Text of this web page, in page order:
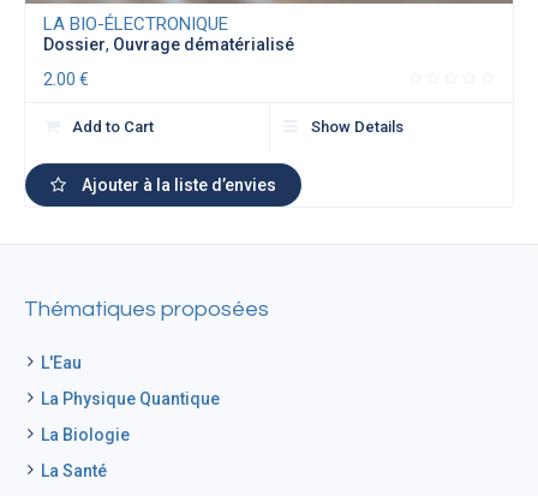
LA BIO-ÉLECTRONIQUE
Dossier, Ouvrage dématérialisé
2.00€
Add to Cart Show Details
Ajouter à la liste d’envies
Thématiques proposées
L'Eau
La Physique Quantique
La Biologie
La Santé